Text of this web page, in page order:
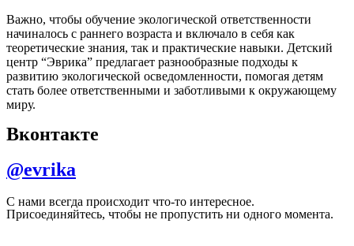
Важно, чтобы обучение экологической ответственности
начиналось с раннего возраста и включало в себя как
теоретические знания, так и практические навыки. Детский
центр “Эврика” предлагает разнообразные подходы к
развитию экологической осведомленности, помогая детям
стать более ответственными и заботливыми к окружающему
миру.
Вконтакте
@evrika
С нами всегда происходит что-то интересное.
Присоединяйтесь, чтобы не пропустить ни одного момента.